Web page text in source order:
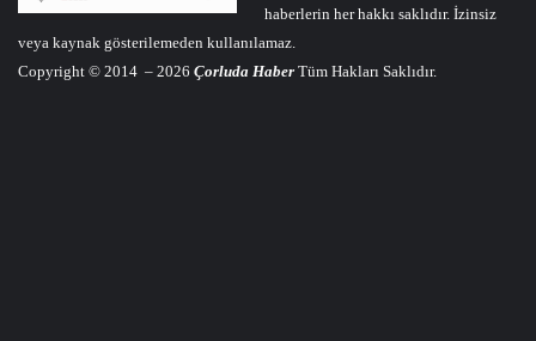
haberlerin her hakkı saklıdır. İzinsiz
veya kaynak gösterilemeden kullanılamaz.
Copyright © 2014 – 2026 Çorluda Haber Tüm Hakları Saklıdır.